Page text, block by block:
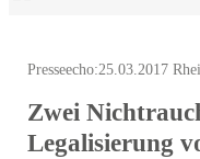
Presseecho:25.03.2017
Zwei
Legalisierung